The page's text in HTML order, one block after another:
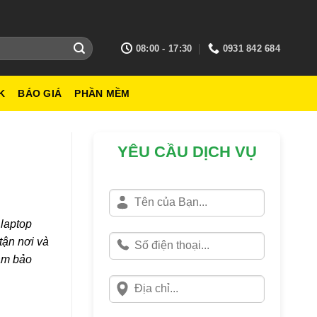
08:00 - 17:30 0931 842 684
BÁO GIÁ PHẦN MỀM
nơi và
bảo
YÊU CẦU DỊCH VỤ